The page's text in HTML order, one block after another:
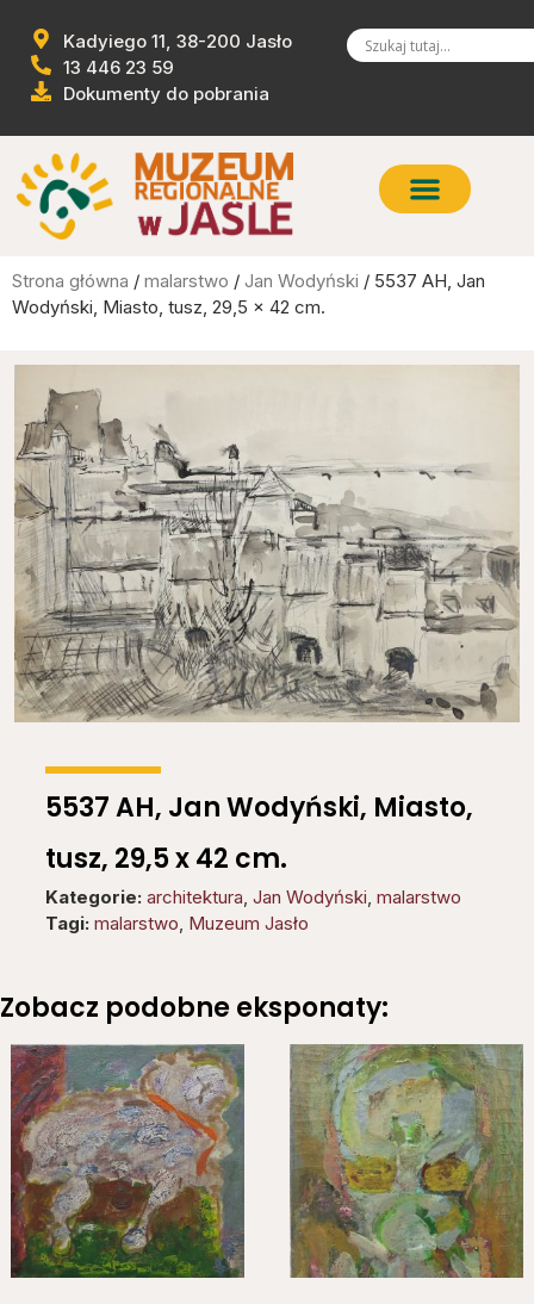
Kadyiego 11, 38-200 Jasło
13 446 23 59
Dokumenty do pobrania
Strona główna / malarstwo / Jan Wodyński / 5537 AH, Jan
Wodyński, Miasto, tusz, 29,5 x 42 cm.
5537 AH, Jan Wodyński, Miasto,
tusz, 29,5 x 42 cm.
Kategorie: architektura, Jan Wodyński, malarstwo
Tagi: malarstwo, Muzeum Jasło
Zobacz podobne eksponaty: